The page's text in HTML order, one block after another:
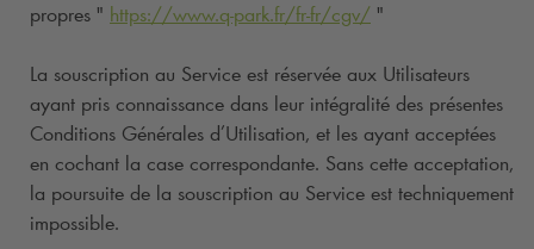
propres " https://www.q-park.fr/fr-fr/cgv/ "
La souscription au Service est réservée aux Utilisateurs
ayant pris connaissance dans leur intégralité des présentes
Conditions Générales d’Utilisation, et les ayant acceptées
en cochant la case correspondante. Sans cette acceptation,
la poursuite de la souscription au Service est techniquement
impossible.